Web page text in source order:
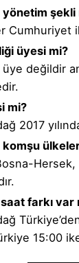
yönetim
Cumhuriyet
üyesi mi?
değildir
mi?
2017
komşu
farkı var
15:00